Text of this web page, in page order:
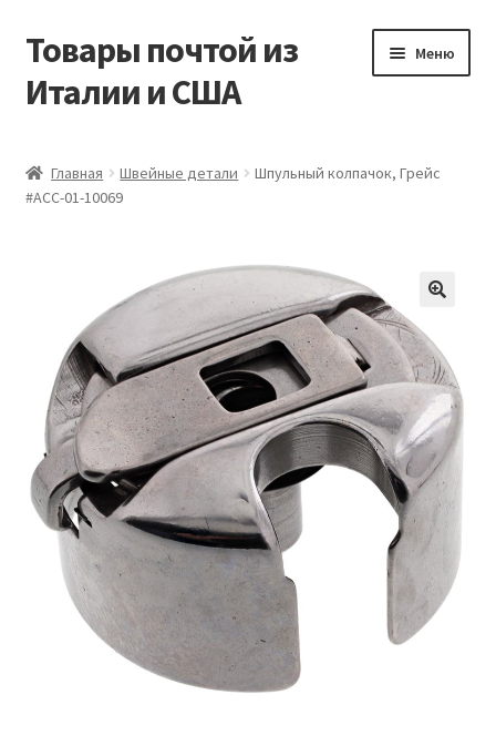
Перейти
навигации
Перейти
содержимому
Товары почтой из
Италии и США
Меню
Контакты
Мой аккаунт
Оформление заказа
Главная Швейные детали
Шпульный колпачок, Грейс
#ACC-01-10069